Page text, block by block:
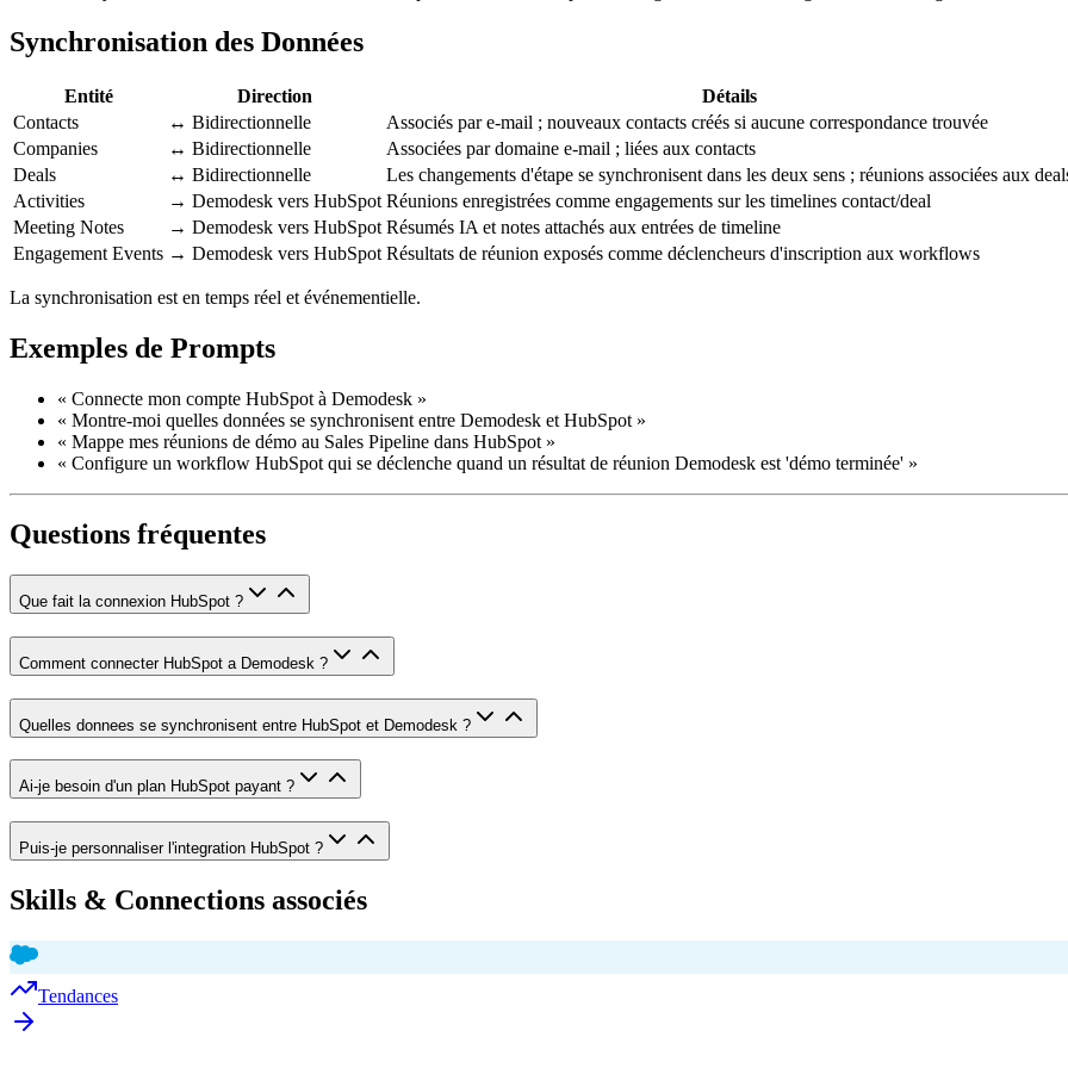
Synchronisation des Données
Entité Direction
Détails
Contacts
↔ Bidirectionnelle
Associés par e-mail ; nouveaux contacts créés si aucune correspondance trouvée
Companies
↔ Bidirectionnelle
Associées par domaine e-mail ; liées aux contacts
Deals
↔ Bidirectionnelle
Les changements d'étape se synchronisent dans les deux sens ; réunions associées aux
Activities
→ Demodesk vers HubSpot Réunions enregistrées comme engagements sur les timelines contact/deal
Meeting Notes
→ Demodesk vers HubSpot Résumés IA et notes attachés aux entrées de timeline
Engagement Events → Demodesk vers HubSpot Résultats de réunion exposés comme déclencheurs d'inscription aux workflows
La synchronisation est en temps réel et événementielle.
Exemples de Prompts
« Connecte mon compte HubSpot à Demodesk »
« Montre-moi quelles données se synchronisent entre Demodesk et HubSpot »
« Mappe mes réunions de démo au Sales Pipeline dans HubSpot »
« Configure un workflow HubSpot qui se déclenche quand un résultat de réunion Demodesk est 'démo terminée' »
Questions fréquentes
Que fait la connexion HubSpot ?
Comment connecter HubSpot a Demodesk ?
Quelles donnees se synchronisent entre HubSpot et Demodesk ?
Ai-je besoin d'un plan HubSpot payant ?
Puis-je personnaliser l'integration HubSpot ?
Skills & Connections associés
Tendances